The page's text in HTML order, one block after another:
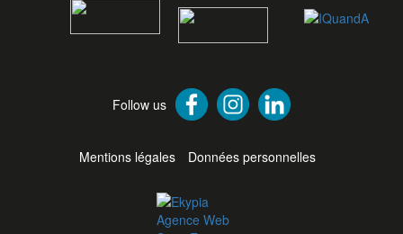
Follow us
Mentions légales Données personnelles